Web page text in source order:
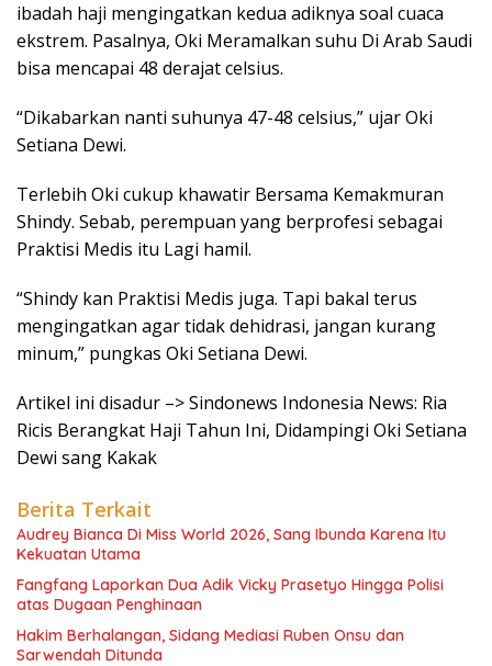
ibadah haji mengingatkan kedua adiknya soal cuaca
ekstrem. Pasalnya, Oki Meramalkan suhu Di Arab Saudi
bisa mencapai 48 derajat celsius.
“Dikabarkan nanti suhunya 47-48 celsius,” ujar Oki
Setiana Dewi.
Terlebih Oki cukup khawatir Bersama Kemakmuran
Shindy. Sebab, perempuan yang berprofesi sebagai
Praktisi Medis itu Lagi hamil.
“Shindy kan Praktisi Medis juga. Tapi bakal terus
mengingatkan agar tidak dehidrasi, jangan kurang
minum,” pungkas Oki Setiana Dewi.
Artikel ini disadur –> Sindonews Indonesia News: Ria
Ricis Berangkat Haji Tahun Ini, Didampingi Oki Setiana
Dewi sang Kakak
Berita Terkait
Audrey Bianca Di Miss World 2026, Sang Ibunda Karena Itu
Kekuatan Utama
Fangfang Laporkan Dua Adik Vicky Prasetyo Hingga Polisi
atas Dugaan Penghinaan
Hakim Berhalangan, Sidang Mediasi Ruben Onsu dan
Sarwendah Ditunda